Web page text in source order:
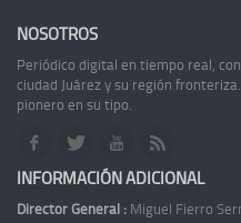
NOSOTROS
Periódico digital en tiempo real,
ciudad Juárez y su región
pionero en su tipo.
INFORMACIÓN ADICIONAL
Director General : Miguel Fierro